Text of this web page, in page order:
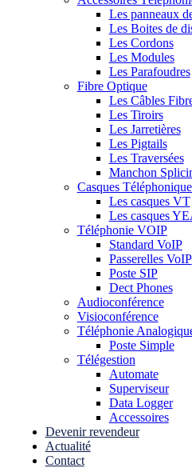
Les panneaux
Les Boites de
Les Cordons
Les Modules
Les Parafoudres
Fibre Optique
Les Câbles
Les Tiroirs
Les Jarretières
Les Pigtails
Les Traversées
Manchon
Casques
Les casques VT
Les casques
Téléphonie VOIP
Standard VoIP
Passerelles VoIP
Poste SIP
Dect Phones
Audioconférence
Visioconférence
Téléphonie
Poste Simple
Télégestion
Automate
Superviseur
Data Logger
Accessoires
Devenir revendeur
Actualité
Contact